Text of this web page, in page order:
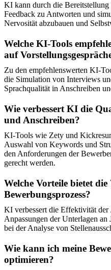
KI kann durch die
Feedback zu Antworten und
Nervosität abzubauen und
Welche KI-Tools
auf
Zu den empfehlenswerten KI-
die Simulation von Interviews
Sprachqualität in Anschreiben
Wie verbessert KI die
und Anschreiben?
KI-Tools wie Zety und
Auswahl von Keywords und
den Anforderungen der
gerecht werden.
Welche Vorteile bietet
Bewerbungsprozess?
KI verbessert die Effektivität der
Anpassungen der Unterlagen
bei der Analyse von
Wie kann ich meine
optimieren?